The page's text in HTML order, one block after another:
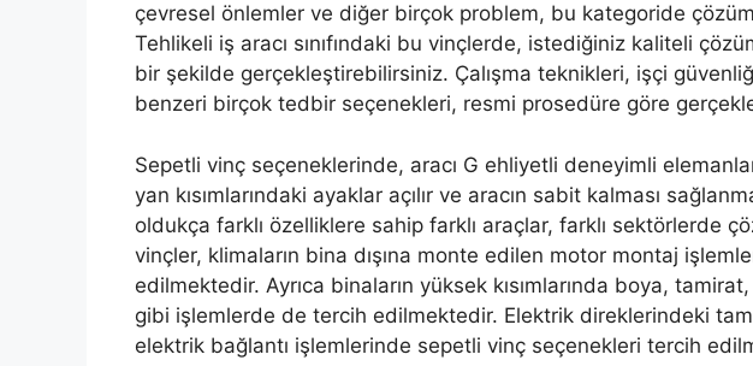
çevresel önlemler ve diğer birçok problem, bu kategoride
Tehlikeli iş aracı sınıfındaki bu vinçlerde, istediğiniz kaliteli
bir şekilde gerçekleştirebilirsiniz. Çalışma teknikleri, işçi
benzeri birçok tedbir seçenekleri, resmi prosedüre göre
Sepetli vinç seçeneklerinde, aracı G ehliyetli deneyimli
yan kısımlarındaki ayaklar açılır ve aracın sabit kalması
oldukça farklı özelliklere sahip farklı araçlar, farklı sektörlerde
vinçler, klimaların bina dışına monte edilen motor montaj
edilmektedir. Ayrıca binaların yüksek kısımlarında boya,
gibi işlemlerde de tercih edilmektedir. Elektrik direklerindeki
elektrik bağlantı işlemlerinde sepetli vinç seçenekleri tercih